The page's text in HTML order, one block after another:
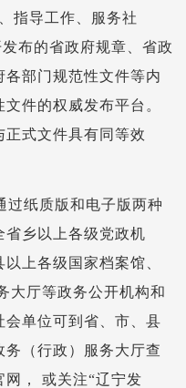
指导工作、服务社
布的省政府规章、省政
各部门规范性文件等内
件的权威发布平台。
正式文件具有同等效
过纸质版和电子版两种
省乡以上各级党政机
上各级国家档案馆、
大厅等政务公开机构和
单位可到省、市、县
务（行政）服务大厅查
， 或关注“辽宁发